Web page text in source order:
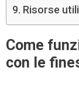
Risorse utili
Come
con le